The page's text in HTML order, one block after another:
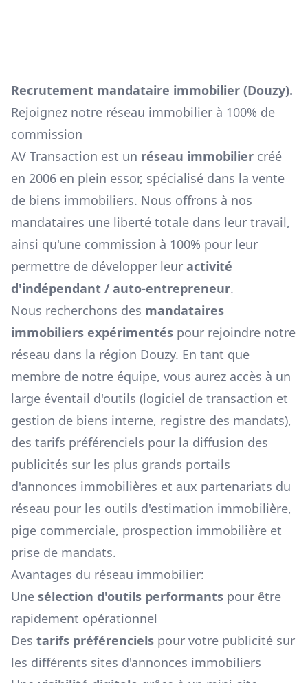
Recrutement mandataire immobilier (Douzy).
Rejoignez notre réseau immobilier à 100% de
commission
AV Transaction est un réseau immobilier créé
en 2006 en plein essor, spécialisé dans la vente
de biens immobiliers. Nous offrons à nos
mandataires une liberté totale dans leur travail,
ainsi qu'une commission à 100% pour leur
permettre de développer leur activité
d'indépendant / auto-entrepreneur.
Nous recherchons des mandataires
immobiliers expérimentés pour rejoindre notre
réseau dans la région Douzy. En tant que
membre de notre équipe, vous aurez accès à un
large éventail d'outils (logiciel de transaction et
gestion de biens interne, registre des mandats),
des tarifs préférenciels pour la diffusion des
publicités sur les plus grands portails
d'annonces immobilières et aux partenariats du
réseau pour les outils d'estimation immobilière,
pige commerciale, prospection immobilière et
prise de mandats.
Avantages du réseau immobilier:
Une sélection d'outils performants pour être
rapidement opérationnel
Des tarifs préférenciels pour votre publicité sur
les différents sites d'annonces immobiliers